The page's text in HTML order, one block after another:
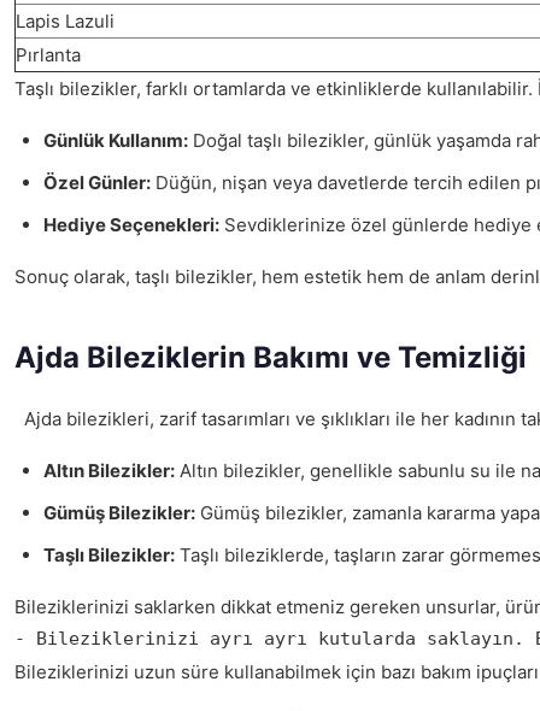
Lapis Lazuli
Pırlanta
Taşlı bilezikler, farklı ortamlarda ve etkinliklerde kullanılabilir.
Günlük Kullanım: Doğal taşlı bilezikler, günlük yaşamda
Özel Günler: Düğün, nişan veya davetlerde tercih edilen
Hediye Seçenekleri: Sevdiklerinize özel günlerde hediye
Sonuç olarak, taşlı bilezikler, hem estetik hem de anlam
Ajda Bileziklerin Bakımı ve Temizliği
Ajda bilezikleri, zarif tasarımları ve şıklıkları ile her
Altın Bilezikler: Altın bilezikler, genellikle sabunlu su ile
Gümüş Bilezikler: Gümüş bilezikler, zamanla kararma
Taşlı Bilezikler: Taşlı bileziklerde, taşların zarar
Bileziklerinizi saklarken dikkat etmeniz gereken unsurlar,
- Bileziklerinizi ayrı ayrı kutularda saklayın.
Bileziklerinizi uzun süre kullanabilmek için bazı bakım